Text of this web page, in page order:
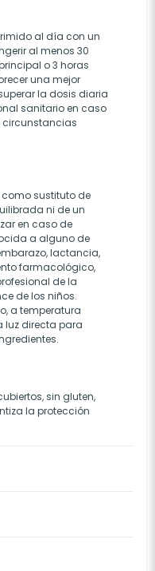
al día con un
al menos 30
o 3 horas
una mejor
la dosis diaria
sanitario en caso
circunstancias
sustituto de
ni de un
en caso de
a alguno de
lactancia,
farmacológico,
de la
de los niños.
a temperatura
luz directa para
sin gluten,
la protección